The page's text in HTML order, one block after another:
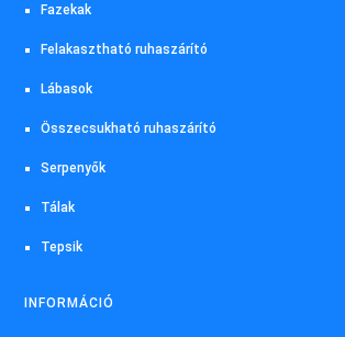
Fazekak
Felakasztható ruhaszárító
Lábasok
Összecsukható ruhaszárító
Serpenyők
Tálak
Tepsik
INFORMÁCIÓ